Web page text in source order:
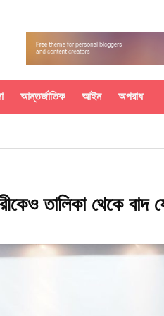
আন্তর্জাতিক আইন অপরাধ
তালিকা থেকে বাদ